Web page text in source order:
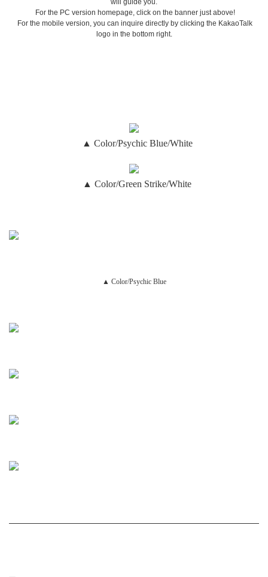
will guide you.
For the PC version homepage, click on the banner just above!
For the mobile version, you can inquire directly by clicking the KakaoTalk
logo in the bottom right.
▲ Color/Psychic Blue/White
▲ Color/Green Strike/White
▲ Color/Psychic Blue